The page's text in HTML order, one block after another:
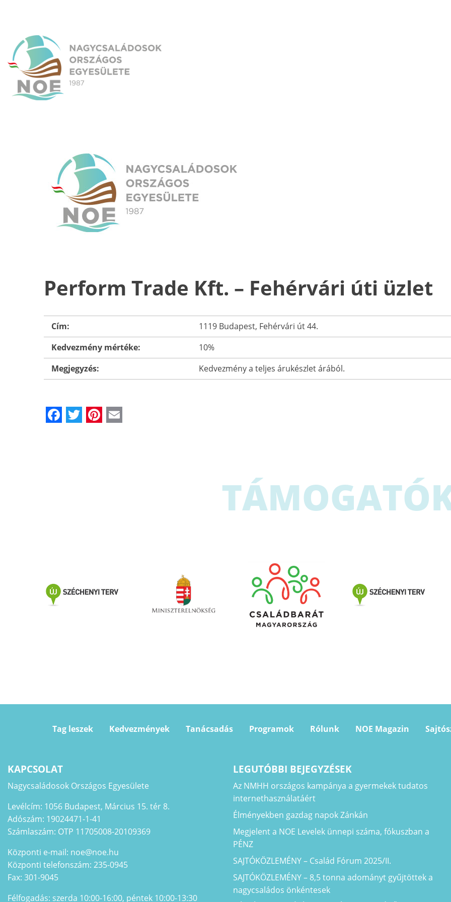
Perform Trade Kft. – Fehérvári úti üzlet
Cím:
1119 Budapest, Fehérvári út 44.
Kedvezmény mértéke:
10%
Megjegyzés:
Kedvezmény a teljes árukészlet árából.
Facebook
TwitterPinterest
Tag leszek Kedvezmények Tanácsadás Programok Rólunk NOE Magazin
KAPCSOLAT
Nagycsaládosok Országos Egyesülete
Levélcím: 1056 Budapest, Március 15. tér 8.
Adószám: 19024471-1-41
Számlaszám: OTP 11705008-20109369
Központi e-mail: noe@noe.hu
Központi telefonszám: 235-0945
Fax: 301-9045
Félfogadás: szerda 10:00-16:00, péntek 10:00-13:30
LEGUTÓBBI BEJEGYZÉSEK
Az NMHH országos kampánya a gyermekek tudatos
internethasználatáért
Élményekben gazdag napok Zánkán
Megjelent a NOE Levelek ünnepi száma, fókuszban a
PÉNZ
SAJTÓKÖZLEMÉNY – Család Fórum 2025/II.
SAJTÓKÖZLEMÉNY – 8,5 tonna adományt gyűjtöttek a
nagycsaládos önkéntesek